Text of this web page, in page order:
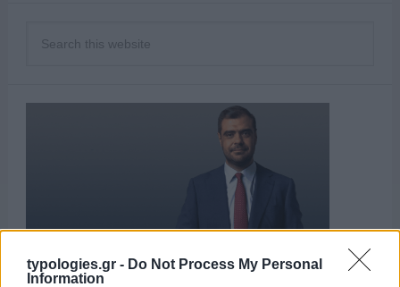
typologies.gr - Do Not Process My Personal
Information